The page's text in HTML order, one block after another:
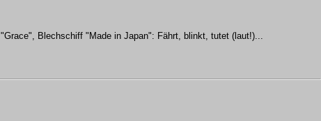
"Grace", Blechschiff "Made in Japan": Fährt, blinkt, tutet (laut!)...